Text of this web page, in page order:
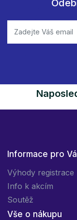
Informace pro
Výhody registrace
Info k akcím
Soutěž
Vše o nákupu